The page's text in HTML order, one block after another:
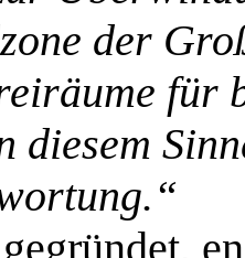
der
für
diesem